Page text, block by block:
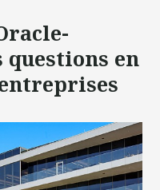
questions en